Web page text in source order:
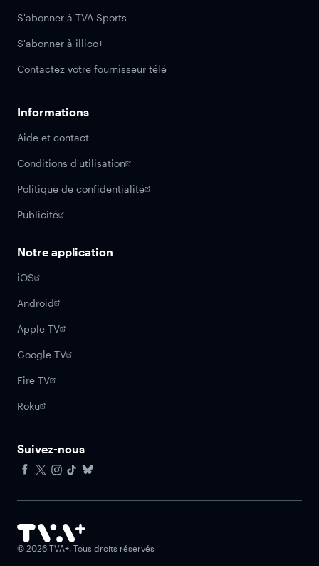
S'abonner à TVA Sports
S'abonner à illico+
Contactez votre fournisseur télé
Informations
Aide et contact
Conditions d'utilisation
Politique de confidentialité
Publicité
Notre application
iOS
Android
Apple TV
Google TV
Fire TV
Roku
Suivez-nous
© 2026 TVA+. Tous droits réservés